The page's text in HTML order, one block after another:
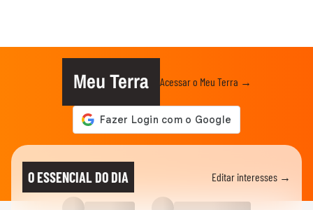
Meu Terra Acessar o Meu Terra →
O ESSENCIAL DO DIA Editar interesses →